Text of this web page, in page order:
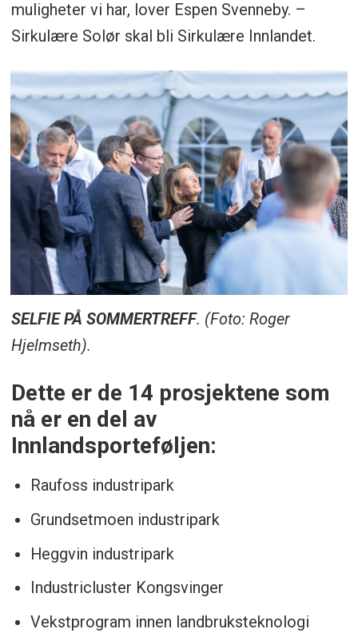
muligheter vi har, lover Espen Svenneby. –
Sirkulære Solør skal bli Sirkulære Innlandet.
SELFIE PÅ SOMMERTREFF. (Foto: Roger
Hjelmseth).
Dette er de 14 prosjektene som
nå er en del av
Innlandsporteføljen:
Raufoss industripark
Grundsetmoen industripark
Heggvin industripark
Industricluster Kongsvinger
Vekstprogram innen landbruksteknologi